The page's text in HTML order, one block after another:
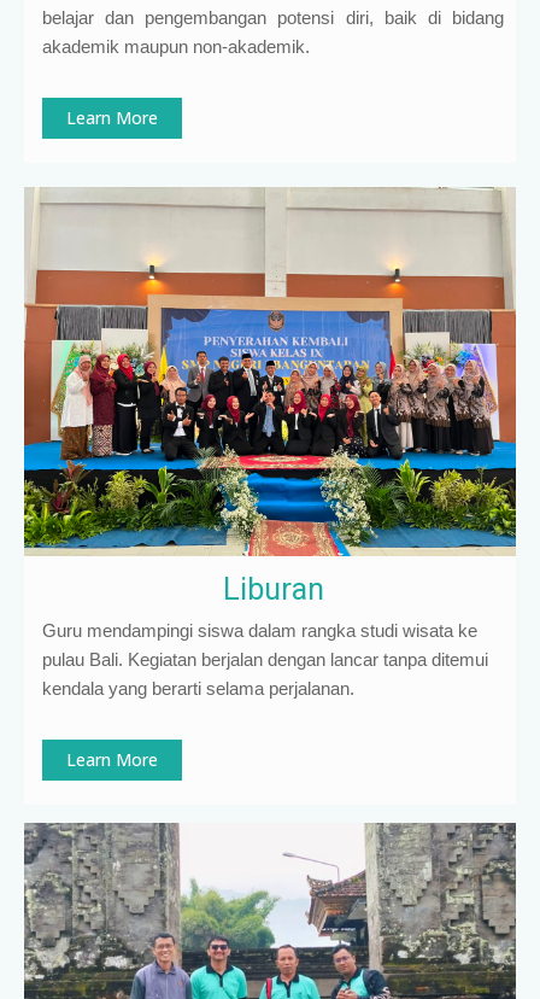
belajar dan pengembangan potensi diri, baik di bidang
akademik maupun non-akademik.
Learn More
Liburan
Guru mendampingi siswa dalam rangka studi wisata ke
pulau Bali. Kegiatan berjalan dengan lancar tanpa ditemui
kendala yang berarti selama perjalanan.
Learn More